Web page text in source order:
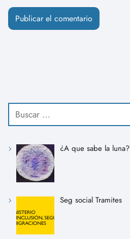
¿A que sabe la luna?
Seg social Tramites